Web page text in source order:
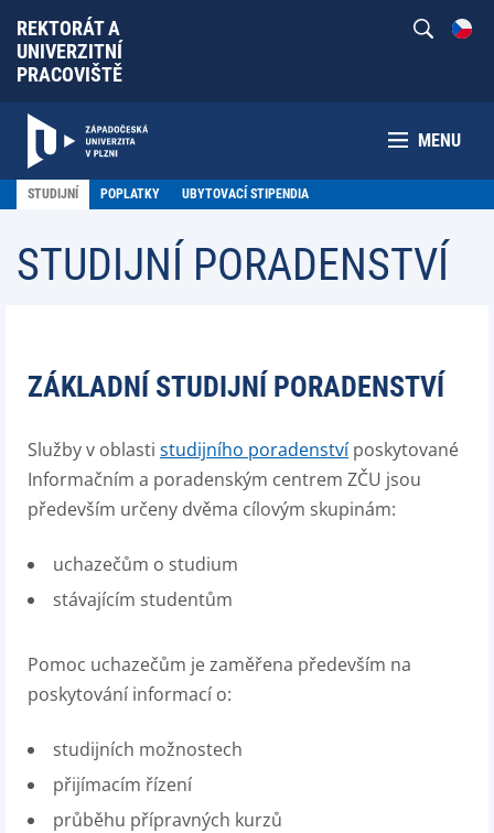
REKTORÁT A
UNIVERZITNÍ
PRACOVIŠTĚ
MENU
STUDIJNÍ POPLATKY UBYTOVACÍ STIPENDIA
STUDIJNÍ PORADENSTVÍ
ZÁKLADNÍ STUDIJNÍ PORADENSTVÍ
Služby v oblasti studijního poradenstvíposkytované
Informačním a poradenským centrem ZČU jsou
především určeny dvěma cílovým skupinám:
uchazečům o studium
stávajícím studentům
Pomoc uchazečům je zaměřena především na
poskytování informací o:
studijních možnostech
přijímacím řízení
průběhu přípravných kurzů